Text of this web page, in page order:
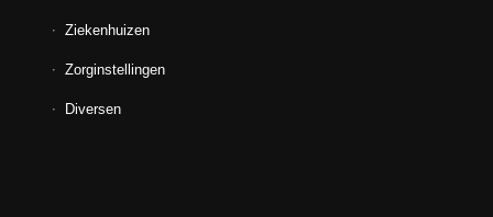
Ziekenhuizen
Zorginstellingen
Diversen